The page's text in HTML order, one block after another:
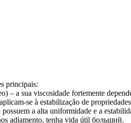
principais:
– a sua viscosidade fortemente
se à estabilização de
a alta uniformidade e a
adiamento, tenha vida útil больший.